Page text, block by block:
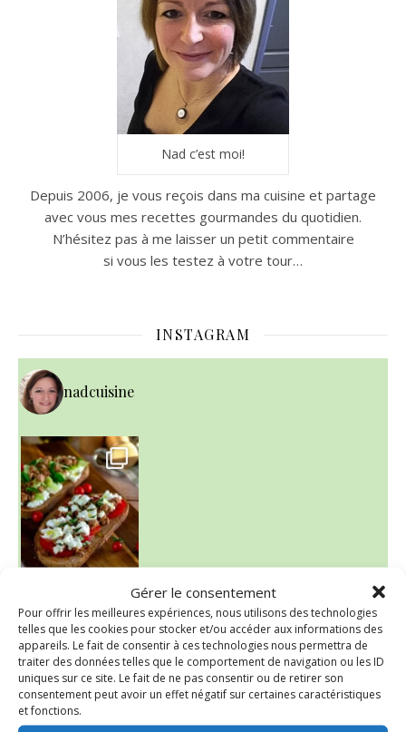
Gérer le consentement
Pour offrir les meilleures expériences, nous utilisons des technologies
telles que les cookies pour stocker et/ou accéder aux informations des
appareils. Le fait de consentir à ces technologies nous permettra de
traiter des données telles que le comportement de navigation ou les ID
uniques sur ce site. Le fait de ne pas consentir ou de retirer son
consentement peut avoir un effet négatif sur certaines caractéristiques
et fonctions.
Nad c’est moi!
Depuis 2006, je vous reçois dans ma cuisine et partage
avec vous mes recettes gourmandes du quotidien.
N’hésitez pas à me laisser un petit commentaire
si vous les testez à votre tour…
INSTAGRAM
nadcuisine
~ NICE CREAM À LA FRAISE ~
Presque un mois que